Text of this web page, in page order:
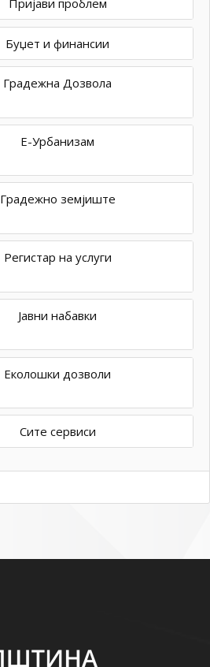
Пријави проблем
Буџет и финансии
Градежна Дозвола
Е-Урбанизам
Градежно земјиште
Регистар на услуги
Јавни набавки
Еколошки дозволи
Сите сервиси